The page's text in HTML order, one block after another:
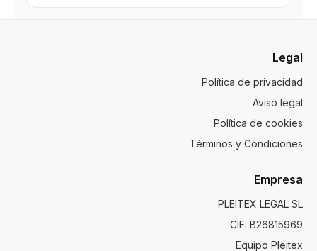
Legal
Política de privacidad
Aviso legal
Política de cookies
Términos y Condiciones
Empresa
PLEITEX LEGAL SL
CIF: B26815969
Equipo Pleitex